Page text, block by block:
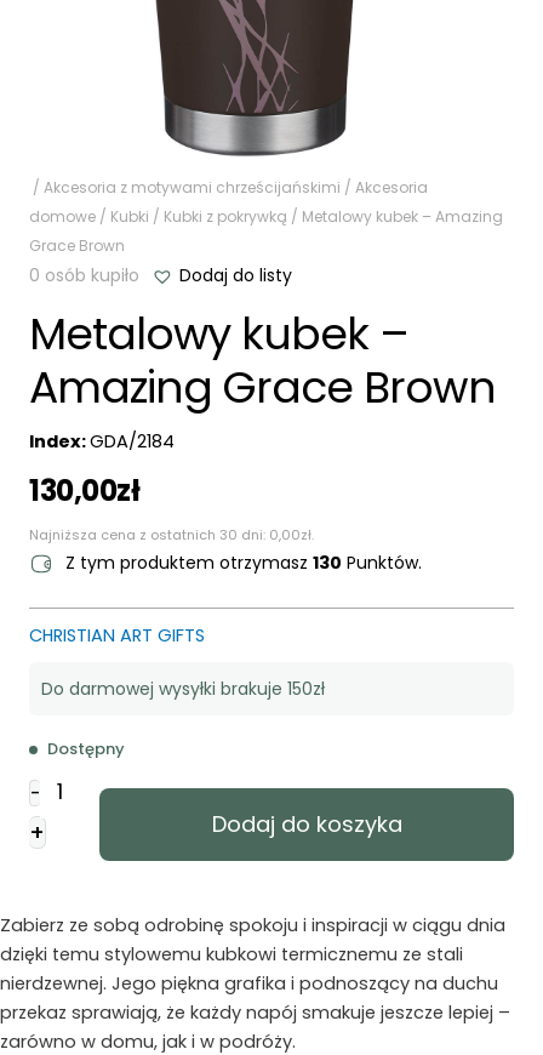
/ Akcesoria z motywami chrześcijańskimi / Akcesoria
domowe / Kubki / Kubki z pokrywką / Metalowy kubek – Amazing
Grace Brown
0 osób kupiło Dodaj do listy
Metalowy kubek –
Amazing Grace Brown
Index:GDA/2184
130,00zł
Najniższa cena z ostatnich 30 dni: 0,00zł.
Z tym produktem otrzymasz 130 Punktów.
CHRISTIAN ART GIFTS
Do darmowej wysyłki brakuje 150zł
Dostępny
-
ilość
Metalowy
kubek
Grace
Brown
+ Dodaj do koszyka
Zabierz ze sobą odrobinę spokoju i inspiracji w ciągu dnia
dzięki temu stylowemu kubkowi termicznemu ze stali
nierdzewnej. Jego piękna grafika i podnoszący na duchu
przekaz sprawiają, że każdy napój smakuje jeszcze lepiej –
zarówno w domu, jak i w podróży.